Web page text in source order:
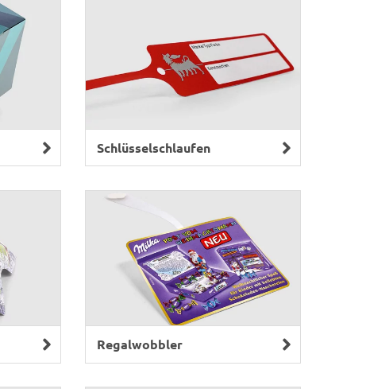
Schlüsselschlaufen
Regalwobbler